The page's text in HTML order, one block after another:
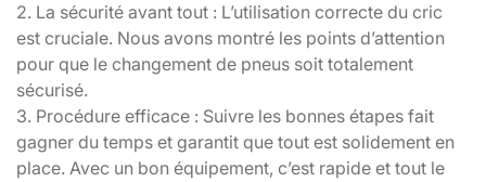
2. La sécurité avant tout : L’utilisation correcte du cric
est cruciale. Nous avons montré les points d’attention
pour que le changement de pneus soit totalement
sécurisé.
3. Procédure efficace : Suivre les bonnes étapes fait
gagner du temps et garantit que tout est solidement en
place. Avec un bon équipement, c’est rapide et tout le